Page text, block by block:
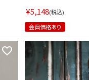
ズ)(ブラック)
¥5,148 税込
会員価格あり